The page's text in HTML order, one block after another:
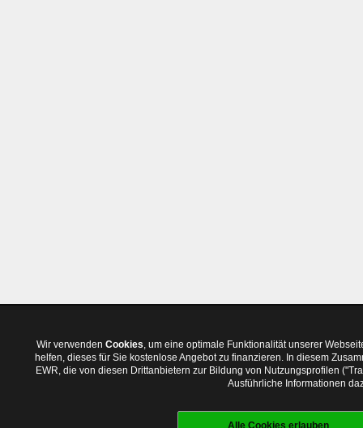
Wir verwenden Cookies, um eine optimale Funktionalität unserer
helfen, dieses für Sie kostenlose Angebot zu finanzieren. In diesem
EWR, die von diesen Drittanbietern zur Bildung von Nutzungsprofilen
Ausführliche Informationen
Alle Cookies erlauben